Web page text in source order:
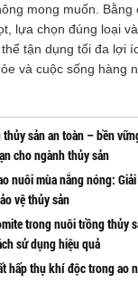
mong muốn. Bằng
lựa chọn đúng loại
tận dụng tối đa lợi
và cuộc sống hàng
sản an toàn – bền
cho ngành thủy sản
nuôi mùa nắng nóng:
vệ thủy sản
trong nuôi trồng thủy
sử dụng hiệu quả
hấp thụ khí độc trong ao